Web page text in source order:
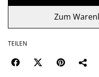
Zum
TEILEN